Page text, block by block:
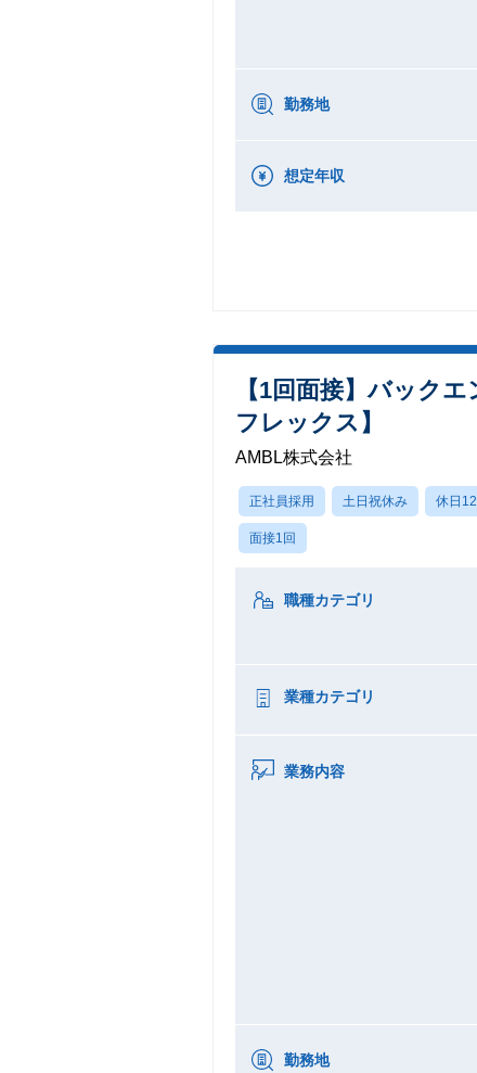
勤務地
想定年収
【1回面接】バック
フレックス】
AMBL株式会社
正社員採用 土日祝休み 休日
面接1回
職種カテゴリ
業種カテゴリ
業務内容
勤務地